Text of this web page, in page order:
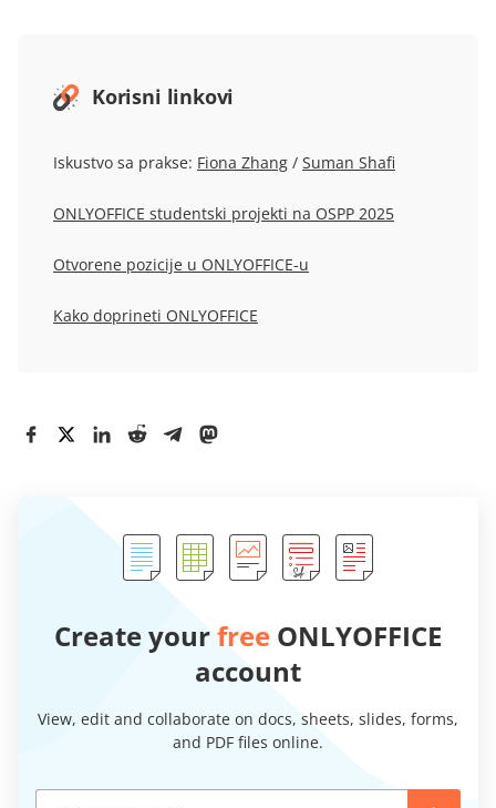
Korisni linkovi
Iskustvo sa prakse: Fiona Zhang / Suman Shafi
ONLYOFFICE studentski projekti na OSPP 2025
Otvorene pozicije u ONLYOFFICE-u
Kako doprineti ONLYOFFICE
Create yourfree ONLYOFFICE
account
View, edit and collaborate on docs, sheets, slides, forms,
and PDF files online.